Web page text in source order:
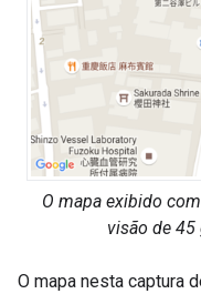
O mapa exibido
visão de 45
O mapa nesta captura